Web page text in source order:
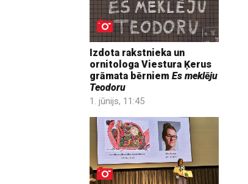
Izdota rakstnieka un
ornitologa Viestura Ķerus
grāmata bērniem Es meklēju
Teodoru
1. jūnijs, 11:45